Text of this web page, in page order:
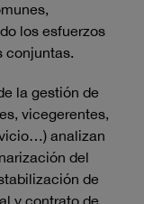
los esfuerzos
conjuntas.
la gestión de
vicegerentes,
analizan
del
de
y contrato de